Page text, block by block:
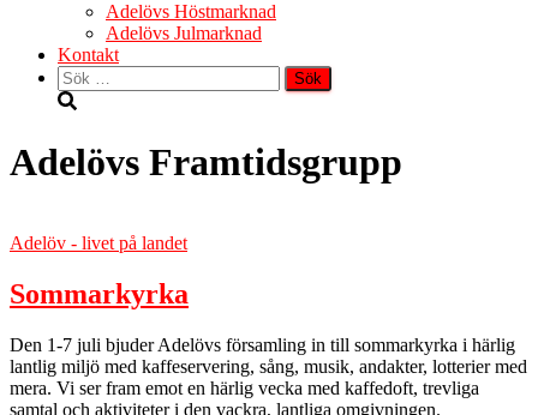
Adelövs Höstmarknad
Adelövs Julmarknad
Kontakt
Sök
efter:
Adelövs Framtidsgrupp
Adelöv - livet på landet
Sommarkyrka
Den 1-7 juli bjuder Adelövs församling in till sommarkyrka i härlig
lantlig miljö med kaffeservering, sång, musik, andakter, lotterier med
mera. Vi ser fram emot en härlig vecka med kaffedoft, trevliga
samtal och aktiviteter i den vackra, lantliga omgivningen.